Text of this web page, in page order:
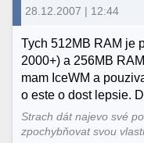
28.12.2007 | 12:44
Tych 512MB RAM je
2000+) a 256MB
mam IceWM a
o este o dost lepsie.
Strach dát najevo své
zpochybňovat svou